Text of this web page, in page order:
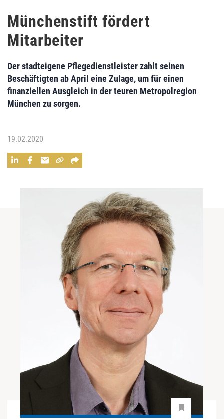
Münchenstift fördert
Mitarbeiter
Der stadteigene Pflegedienstleister zahlt seinen
Beschäftigten ab April eine Zulage, um für einen
finanziellen Ausgleich in der teuren Metropolregion
München zu sorgen.
19.02.2020